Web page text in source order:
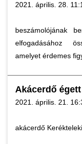
2021. április. 28.
beszámolójának
elfogadásához
amelyet érdemes
Akácerdő
2021. április. 21.
akácerdő